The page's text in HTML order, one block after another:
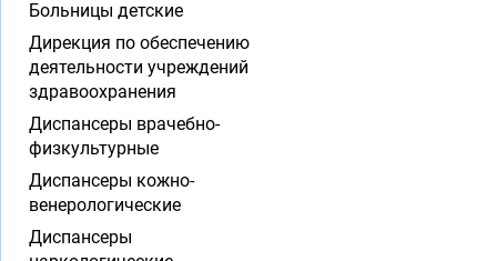
Больницы детские
Дирекция по обеспечению
деятельности учреждений
здравоохранения
Диспансеры врачебно-
физкультурные
Диспансеры кожно-
венерологические
Диспансеры